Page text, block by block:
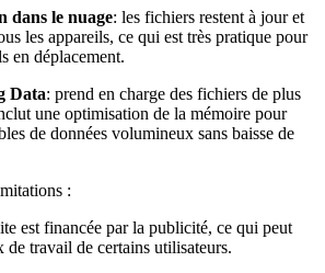
dans le nuage: les fichiers restent à jour et
les appareils, ce qui est très pratique pour
en déplacement.
Data: prend en charge des fichiers de plus
une optimisation de la mémoire pour
de données volumineux sans baisse de
:
est financée par la publicité, ce qui peut
de travail de certains utilisateurs.